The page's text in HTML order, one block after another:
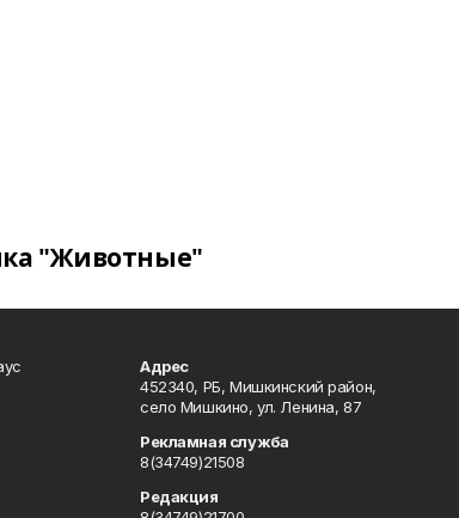
"Животные"
Адрес
452340, РБ, Мишкинский район,
село Мишкино, ул. Ленина, 87
Рекламная служба
8(34749)21508
Редакция